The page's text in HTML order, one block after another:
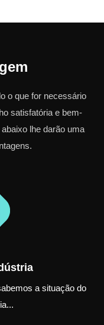
o que for necessário
satisfatória e bem-
lhe darão uma
a situação do